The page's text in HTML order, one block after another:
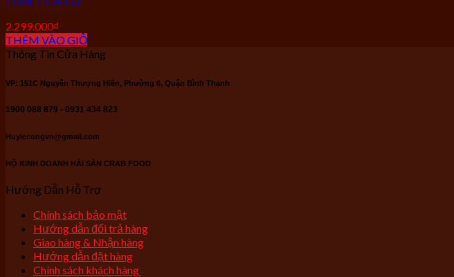
2.299.000₫
THÊM VÀO GIỎ
Thông Tin Cửa Hàng
VP: 151C Nguyễn Thượng Hiền, Phường 6, Quận Bình Thạnh
1900 088 879 - 0931 434 823
Huylecongvn@gmail.com
HỘ KINH DOANH HẢI SẢN CRAB FOOD
Hướng Dẫn Hỗ Trợ
Chính sách bảo mật
Hướng dẫn đổi trả hàng
Giao hàng & Nhận hàng
Hướng dẫn đặt hàng
Chính sách khách hàng